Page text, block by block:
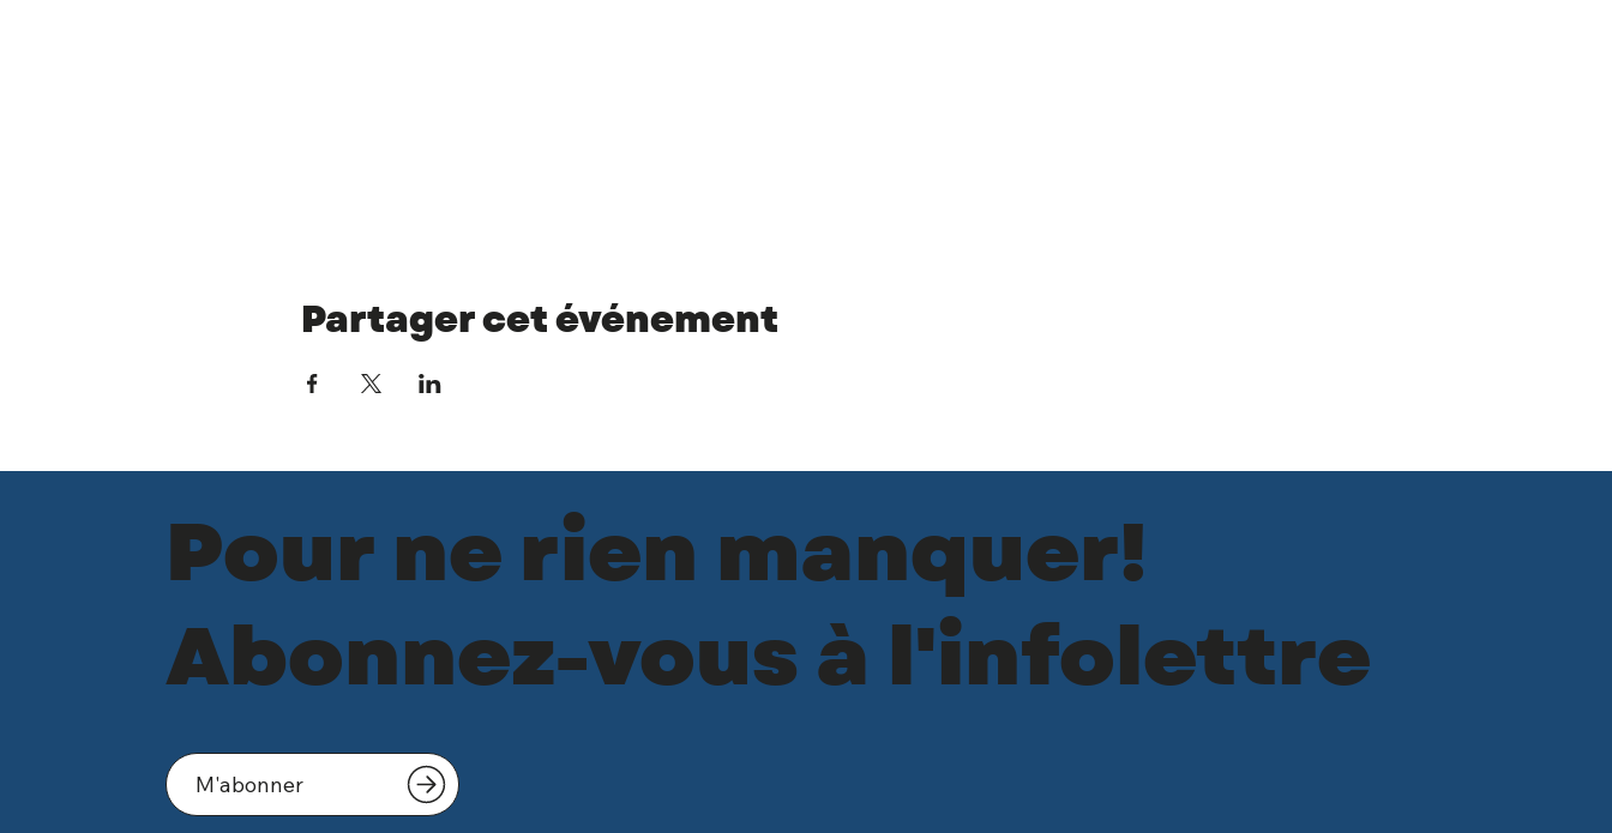
Partager cet événement
Pour ne rien manquer!
Abonnez-vous à l'infolettre
M'abonner